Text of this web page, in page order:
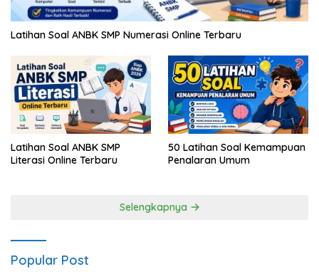
Latihan Soal ANBK SMP Numerasi Online Terbaru
Latihan Soal ANBK SMP
Literasi Online Terbaru
50 Latihan Soal Kemampuan
Penalaran Umum
Selengkapnya
Popular Post